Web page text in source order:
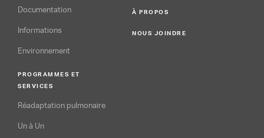
Documentation
Informations
Environnement
PROGRAMMES ET
SERVICES
Réadaptation pulmonaire
Un à Un
À PROPOS
NOUS JOINDRE